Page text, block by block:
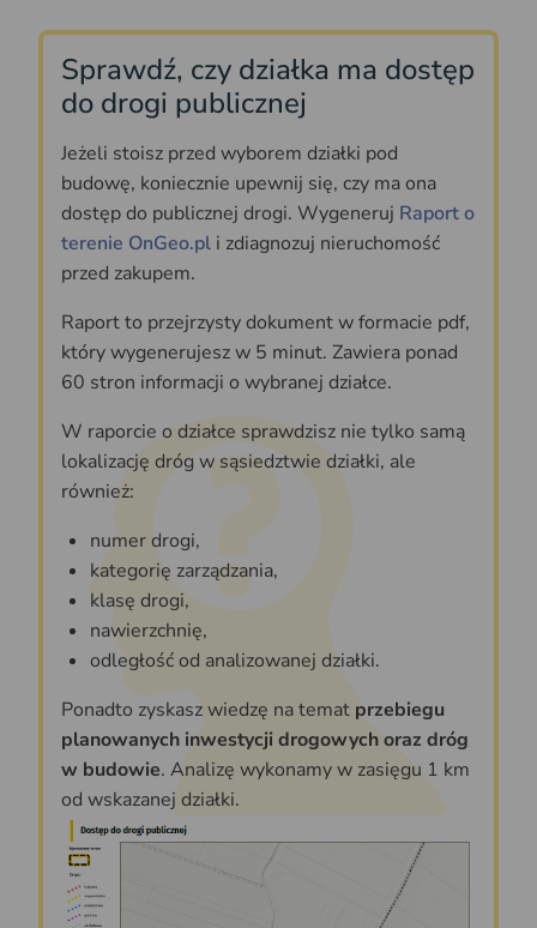
Sprawdź, czy działka ma dostęp
do drogi publicznej
Jeżeli stoisz przed wyborem działki pod
budowę, koniecznie upewnij się, czy ma ona
dostęp do publicznej drogi. Wygeneruj Raport o
terenie OnGeo.pl i zdiagnozuj nieruchomość
przed zakupem.
Raport to przejrzysty dokument w formacie pdf,
który wygenerujesz w 5 minut. Zawiera ponad
60 stron informacji o wybranej działce.
W raporcie o działce sprawdzisz nie tylko samą
lokalizację dróg w sąsiedztwie działki, ale
również:
numer drogi,
kategorię zarządzania,
klasę drogi,
nawierzchnię,
odległość od analizowanej działki.
Ponadto zyskasz wiedzę na temat przebiegu
planowanych inwestycji drogowych oraz dróg
w budowie. Analizę wykonamy w zasięgu 1 km
od wskazanej działki.